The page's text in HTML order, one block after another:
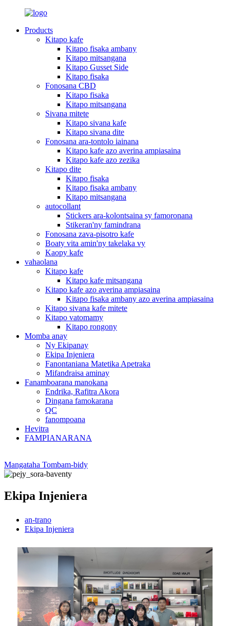
Products
Kitapo kafe
Kitapo fisaka ambany
Kitapo mitsangana
Kitapo Gusset Side
Kitapo fisaka
Fonosana CBD
Kitapo fisaka
Kitapo mitsangana
Sivana mitete
Kitapo sivana kafe
Kitapo sivana dite
Fonosana ara-tontolo iainana
Kitapo kafe azo averina ampiasaina
Kitapo kafe azo zezika
Kitapo dite
Kitapo fisaka
Kitapo fisaka ambany
Kitapo mitsangana
autocollant
Stickers ara-kolontsaina sy famoronana
Stikeran'ny famindrana
Fonosana zava-pisotro kafe
Boaty vita amin'ny takelaka vy
Kaopy kafe
vahaolana
Kitapo kafe
Kitapo kafe mitsangana
Kitapo kafe azo averina ampiasaina
Kitapo fisaka ambany azo averina ampiasaina
Kitapo sivana kafe mitete
Kitapo vatomamy
Kitapo rongony
Momba anay
Ny Ekipanay
Ekipa Injeniera
Fanontaniana Matetika Apetraka
Mifandraisa aminay
Fanamboarana manokana
Endrika, Rafitra Akora
Dingana famokarana
QC
fanompoana
Hevitra
FAMPIANARANA
Mangataha Tombam-bidy
Ekipa Injeniera
an-trano
Ekipa Injeniera